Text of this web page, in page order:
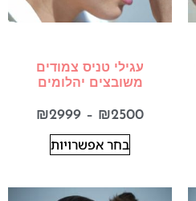
עגילי טניס צמודים
משובצים יהלומים
₪2500
–
₪2999
בחר אפשרויות